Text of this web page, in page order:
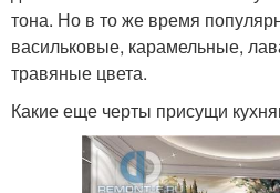
тона. Но в то же время
васильковые, карамельные,
травяные цвета.
Какие еще черты присущи